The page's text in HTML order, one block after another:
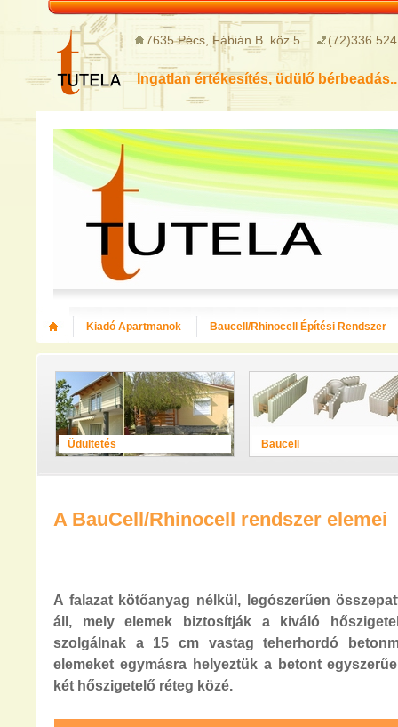
7635 Pécs, Fábián B. köz 5. (72)336 524
Ingatlan értékesítés, üdülő
Kiadó Apartmanok Baucell/Rhinocell Építési Rendszer
Üdültetés Baucell
A BauCell/Rhinocell rendszer elemei
A falazat kötőanyag nélkül, legószerűen
áll, mely elemek biztosítják a kiváló
szolgálnak a 15 cm vastag teherhordó
elemeket egymásra helyeztük a betont
két hőszigetelő réteg közé.